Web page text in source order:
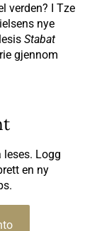
verden? I Tze
nye
Stabat
gjennom
leses. Logg
en ny